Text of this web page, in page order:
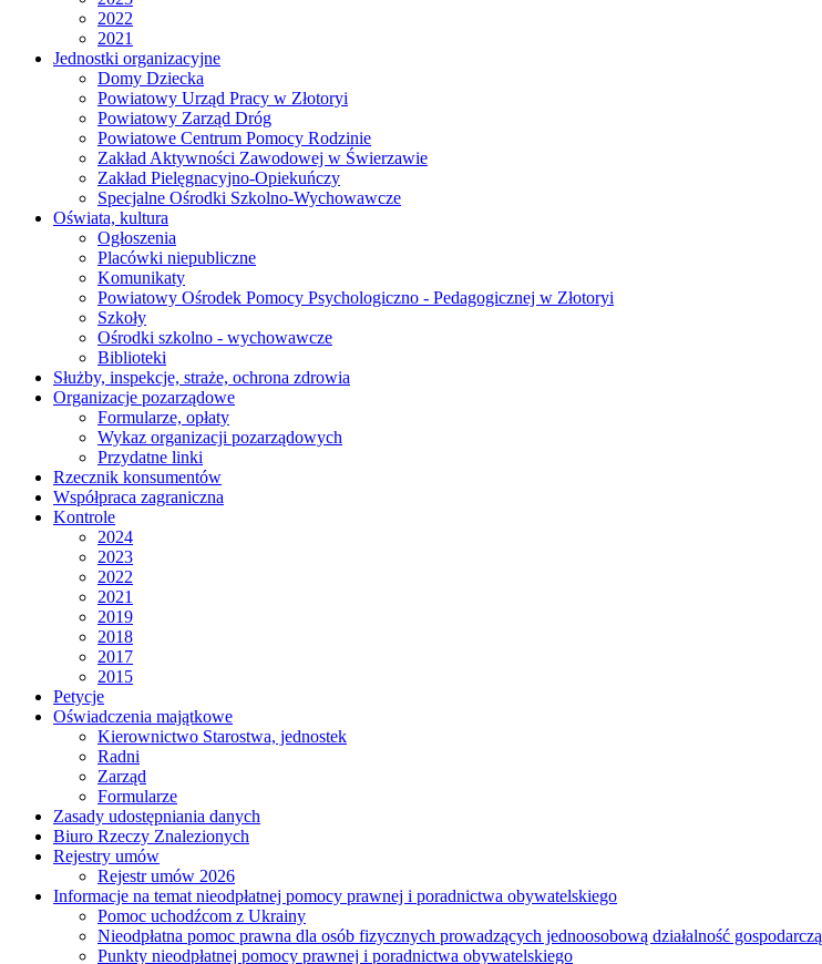
2022
2021
Jednostki organizacyjne
Domy Dziecka
Powiatowy Urząd Pracy w Złotoryi
Powiatowy Zarząd Dróg
Powiatowe Centrum Pomocy Rodzinie
Zakład Aktywności Zawodowej w Świerzawie
Zakład Pielęgnacyjno-Opiekuńczy
Specjalne Ośrodki Szkolno-Wychowawcze
Oświata, kultura
Ogłoszenia
Placówki niepubliczne
Komunikaty
Powiatowy Ośrodek Pomocy Psychologiczno - Pedagogicznej w Złotoryi
Szkoły
Ośrodki szkolno - wychowawcze
Biblioteki
Służby, inspekcje, straże, ochrona zdrowia
Organizacje pozarządowe
Formularze, opłaty
Wykaz organizacji pozarządowych
Przydatne linki
Rzecznik konsumentów
Współpraca zagraniczna
Kontrole
2024
2023
2022
2021
2019
2018
2017
2015
Petycje
Oświadczenia majątkowe
Kierownictwo Starostwa, jednostek
Radni
Zarząd
Formularze
Zasady udostępniania danych
Biuro Rzeczy Znalezionych
Rejestry umów
Rejestr umów 2026
Informacje na temat nieodpłatnej pomocy prawnej i poradnictwa obywatelskiego
Pomoc uchodźcom z Ukrainy
Nieodpłatna pomoc prawna dla osób fizycznych prowadzących jednoosobową działalność gospodarczą
Punkty nieodpłatnej pomocy prawnej i poradnictwa obywatelskiego